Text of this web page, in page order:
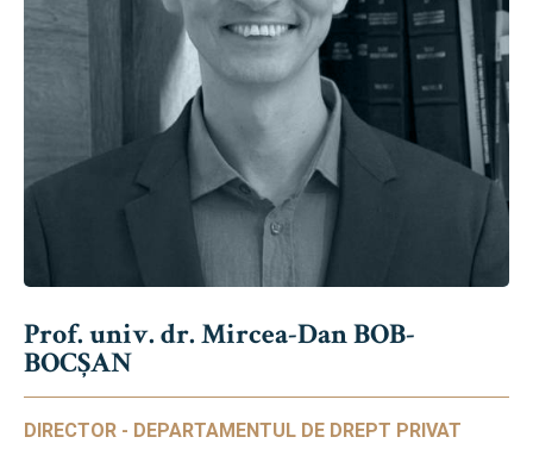
Prof. univ. dr. Mircea-Dan BOB-
BOCȘAN
DIRECTOR - DEPARTAMENTUL DE DREPT PRIVAT